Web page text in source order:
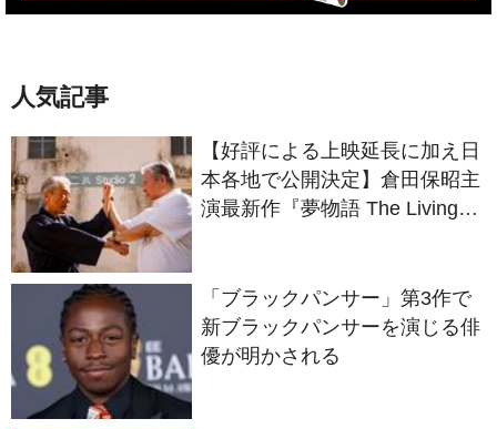
人気記事
【好評による上映延長に加え日
本各地で公開決定】倉田保昭主
演最新作『夢物語 The Living
「ブラックパンサー」第3作で
新ブラックパンサーを演じる俳
優が明かされる